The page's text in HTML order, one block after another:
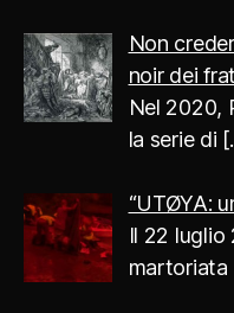
Non
noir dei
Nel 2020,
la serie di
“UTØYA:
Il 22 luglio
martoriata